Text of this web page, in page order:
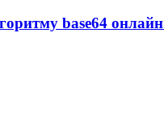
base64